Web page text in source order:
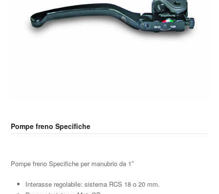
Pompe freno Specifiche
Pompe freno Specifiche per manubrio da 1″
Interasse regolabile: sistema RCS 18 o 20 mm.